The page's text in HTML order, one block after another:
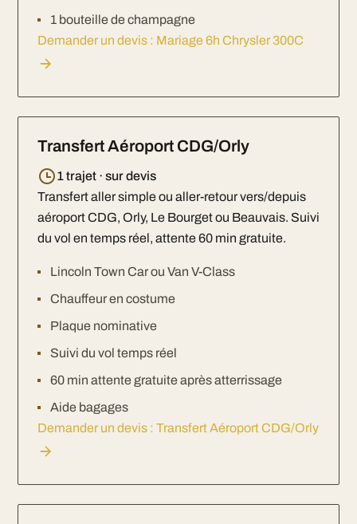
1 bouteille de champagne
Demander un devis : Mariage 6h Chrysler 300C
Transfert Aéroport CDG/Orly
1 trajet · sur devis
Transfert aller simple ou aller-retour vers/depuis
aéroport CDG, Orly, Le Bourget ou Beauvais. Suivi
du vol en temps réel, attente 60 min gratuite.
Lincoln Town Car ou Van V-Class
Chauffeur en costume
Plaque nominative
Suivi du vol temps réel
60 min attente gratuite après atterrissage
Aide bagages
Demander un devis : Transfert Aéroport CDG/Orly